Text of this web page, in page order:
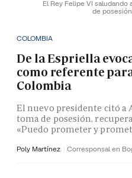
El Rey Felipe VI
de
COLOMBIA
De la Espriella
como referente
Colombia
El nuevo presidente citó a
toma de posesión,
«Puedo prometer y
Poly Martínez Corresponsal en